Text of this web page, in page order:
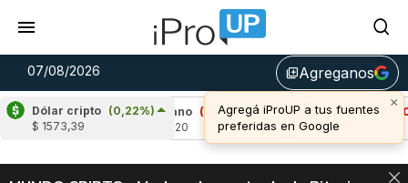
07/08/2026 library_addAgreganos
×
Agregá iProUP a tus fuentes
preferidas en Google
Dólar cripto (0,22%)
$ 1573,39
Cardano (-3,26%)
Avalanche (-0,19%)
u$s 6,43
ALERTA